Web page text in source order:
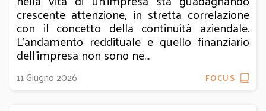
crescente attenzione, in stretta correlazione
con il concetto della continuità aziendale.
L'andamento reddituale e quello finanziario
dell'impresa non sono ne...
11 Giugno 2026 FOCUS